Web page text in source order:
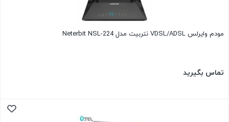
مودم وایرلس VDSL/ADSL نتربیت مدل Neterbit NSL-224
تماس بگیرید